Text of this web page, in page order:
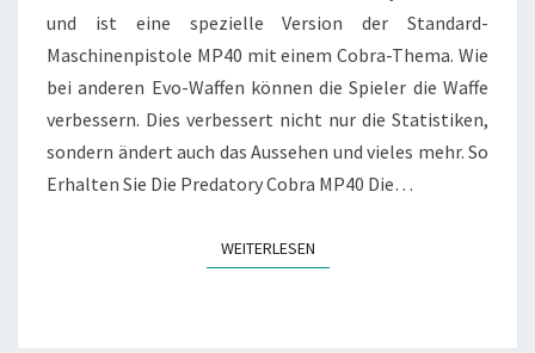
MÜSSEN
und ist eine spezielle Version der Standard-
Maschinenpistole MP40 mit einem Cobra-Thema. Wie
bei anderen Evo-Waffen können die Spieler die Waffe
verbessern. Dies verbessert nicht nur die Statistiken,
sondern ändert auch das Aussehen und vieles mehr. So
Erhalten Sie Die Predatory Cobra MP40 Die…
WEITERLESENWEITERLESEN